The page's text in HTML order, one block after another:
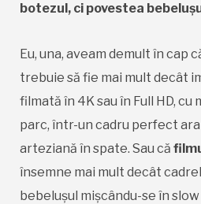
botezul, ci povestea
Eu, una, aveam demult în cap
trebuie să fie mai mult decât
filmată în 4K sau în Full HD, cu
parc, într-un cadru perfect
arteziană în spate. Sau că
însemne mai mult decât
bebelușul mișcându-se în